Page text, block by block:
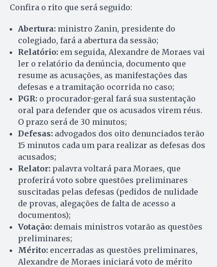
Confira o rito que será seguido:
Abertura: ministro Zanin, presidente do
colegiado, fará a abertura da sessão;
Relatório: em seguida, Alexandre de Moraes vai
ler o relatório da denúncia, documento que
resume as acusações, as manifestações das
defesas e a tramitação ocorrida no caso;
PGR: o procurador-geral fará sua sustentação
oral para defender que os acusados virem réus.
O prazo será de 30 minutos;
Defesas: advogados dos oito denunciados terão
15 minutos cada um para realizar as defesas dos
acusados;
Relator: palavra voltará para Moraes, que
proferirá voto sobre questões preliminares
suscitadas pelas defesas (pedidos de nulidade
de provas, alegações de falta de acesso a
documentos);
Votação: demais ministros votarão as questões
preliminares;
Mérito: encerradas as questões preliminares,
Alexandre de Moraes iniciará voto de mérito